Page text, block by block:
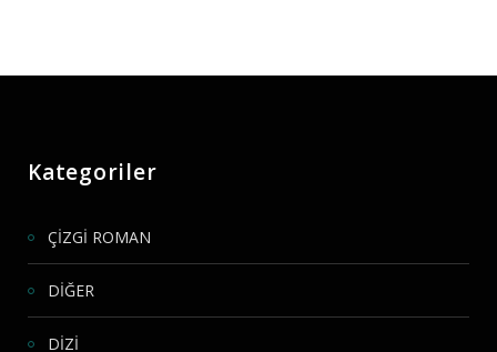
Kategoriler
ÇİZGİ ROMAN
DİĞER
DİZİ